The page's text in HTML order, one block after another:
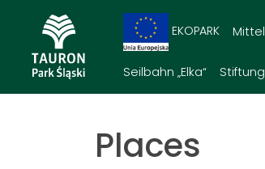
EKOPARK Mittel
Seilbahn „Elka“ Stiftung
Places